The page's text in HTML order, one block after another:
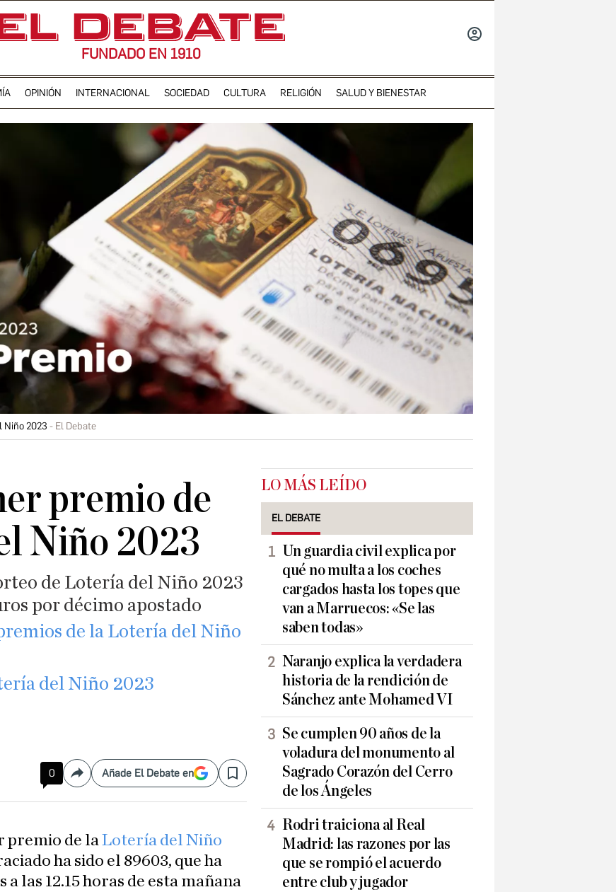
FUNDADO EN 1910
OPINIÓN INTERNACIONAL SOCIEDAD CULTURA RELIGIÓN SALUD Y BIENESTAR
Niño 2023 El Debate
premio de
Niño 2023
de Lotería del Niño 2023
por décimo apostado
de la Lotería del Niño
del Niño 2023
0 CompartirAñade El Debate en Save
premio de laLotería del Niño
ha sido el 89603, que ha
a las 12.15 horas de esta mañana
LO MÁS LEÍDO
EL DEBATE
Un guardia civil explica por
qué no multa a los coches
cargados hasta los topes que
van a Marruecos: «Se las
saben todas»
Naranjo explica la verdadera
historia de la rendición de
Sánchez ante Mohamed VI
Se cumplen 90 años de la
voladura del monumento al
Sagrado Corazón del Cerro
de los Ángeles
Rodri traiciona al Real
Madrid: las razones por las
que se rompió el acuerdo
entre club y jugador